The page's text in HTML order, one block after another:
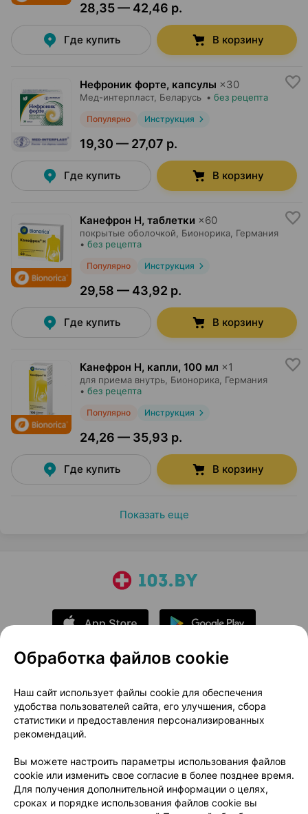
28,35 — 42,46 р.
Где купить В корзину
Нефроник форте, капсулы ×30
Мед-интерпласт, Беларусь • без рецепта
Популярно Инструкция
19,30 — 27,07 р.
Где купить В корзину
Канефрон Н, таблетки ×60
покрытые оболочкой, Бионорика, Германия
• без рецепта
Популярно Инструкция
29,58 — 43,92 р.
Где купить В корзину
Канефрон Н, капли, 100 мл ×1
для приема внутрь, Бионорика, Германия
• без рецепта
Популярно Инструкция
24,26 — 35,93 р.
Где купить В корзину
Показать еще
О проекте
Новости проекта
Размещение рекламы
Медицинский маркетинг
Публичный договор
Доставка
Способы оплаты
Вакансии
Партнеры
Написать руководителю 103.by
Написать в поддержку
Обработка файлов cookie
Наш сайт использует файлы cookie для обеспечения
удобства пользователей сайта, его улучшения, сбора
статистики и предоставления персонализированных
рекомендаций.
Вы можете настроить параметры использования файлов
cookie или изменить свое согласие в более позднее время.
Для получения дополнительной информации о целях,
сроках и порядке использования файлов cookie вы